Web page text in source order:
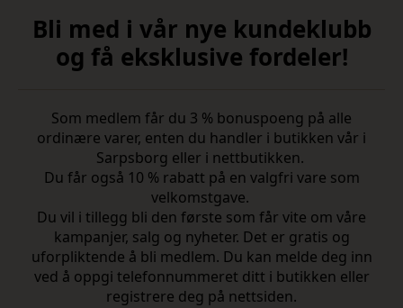
Bli med i vår nye kundeklubb
og få eksklusive fordeler!
Som medlem får du 3 % bonuspoeng på alle
ordinære varer, enten du handler i butikken vår i
Sarpsborg eller i nettbutikken.
Du får også 10 % rabatt på en valgfri vare som
velkomstgave.
Du vil i tillegg bli den første som får vite om våre
kampanjer, salg og nyheter. Det er gratis og
uforpliktende å bli medlem. Du kan melde deg inn
ved å oppgi telefonnummeret ditt i butikken eller
registrere deg på nettsiden.